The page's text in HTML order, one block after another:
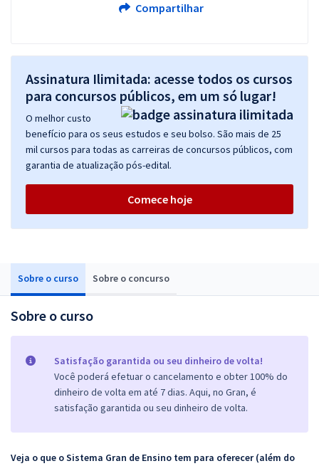
Sobre o curso Sobre o concurso
Sobre o curso
Satisfação garantida ou seu dinheiro de volta!
Você poderá efetuar o cancelamento e obter 100% do
dinheiro de volta em até 7 dias. Aqui, no Gran, é
satisfação garantida ou seu dinheiro de volta.
Veja o que o Sistema Gran de Ensino tem para oferecer (além do
Compartilhar
Assinatura Ilimitada: acesse todos os cursos
para concursos públicos, em um só lugar!
O melhor custo
benefício para os seus estudos e seu bolso. São mais de 25
mil cursos para todas as carreiras de concursos públicos, com
garantia de atualização pós-edital.
Comece hoje